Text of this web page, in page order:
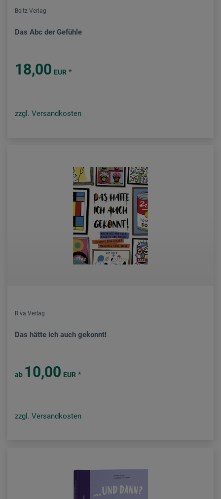
Beltz Verlag
Das Abc der Gefühle
18,00 EUR *
zzgl. Versandkosten
Riva Verlag
Das hätte ich auch gekonnt!
ab 10,00 EUR *
zzgl. Versandkosten